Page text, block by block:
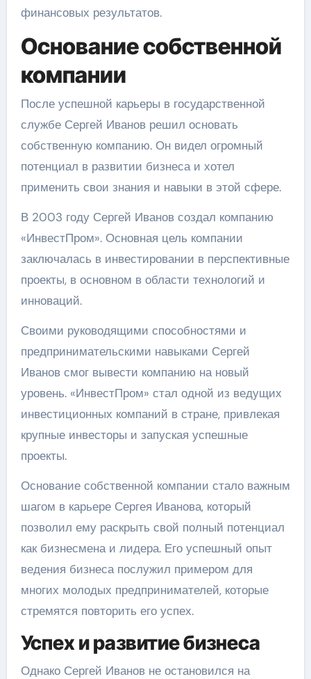
финансовых результатов.
Основание собственной
компании
После успешной карьеры в государственной
службе Сергей Иванов решил основать
собственную компанию. Он видел огромный
потенциал в развитии бизнеса и хотел
применить свои знания и навыки в этой сфере.
В 2003 году Сергей Иванов создал компанию
«ИнвестПром». Основная цель компании
заключалась в инвестировании в перспективные
проекты, в основном в области технологий и
инноваций.
Своими руководящими способностями и
предпринимательскими навыками Сергей
Иванов смог вывести компанию на новый
уровень. «ИнвестПром» стал одной из ведущих
инвестиционных компаний в стране, привлекая
крупные инвесторы и запуская успешные
проекты.
Основание собственной компании стало важным
шагом в карьере Сергея Иванова, который
позволил ему раскрыть свой полный потенциал
как бизнесмена и лидера. Его успешный опыт
ведения бизнеса послужил примером для
многих молодых предпринимателей, которые
стремятся повторить его успех.
Успех и развитие бизнеса
Однако Сергей Иванов не остановился на